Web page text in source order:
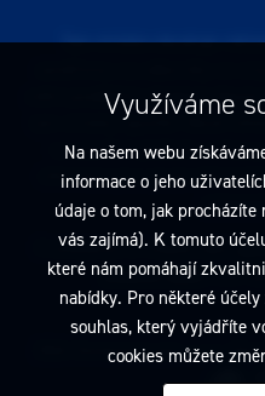
Tato stránka obsahuje
znění pozdějších předpisů.
tyto stránky opusťte. Obsah
na uzavření jakékoliv
informace jsou pouze
Prohlédnout si můžete také
osobních údajůnebo
2026 Dentamed spol. s r.o.
Využíváme
Na našem webu
informace o jeho
údaje o tom, jak procházíte
vás zajímá). K tomuto
které nám pomáhají
nabídky. Pro některé
souhlas, který vyjádříte
cookies můžete